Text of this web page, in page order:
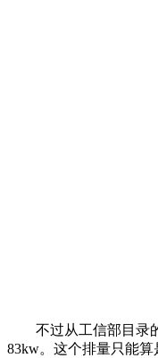
不过从工信部目录的
83kw。这个排量只能